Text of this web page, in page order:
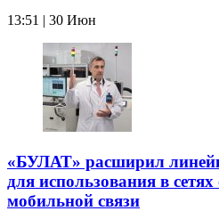
13:51 | 30 Июн
«БУЛАТ» расширил
для использования в
мобильной связи